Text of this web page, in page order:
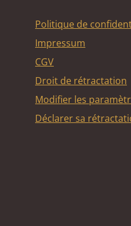
Politique de
Impressum
CGV
Droit de rétractation
Modifier les
Déclarer sa